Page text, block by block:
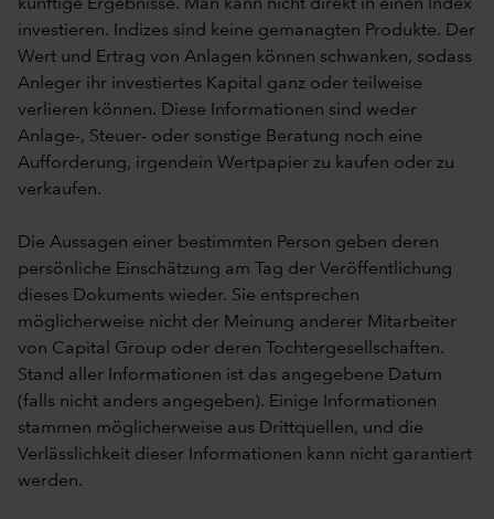
künftige Ergebnisse. Man kann nicht direkt in einen Index
investieren. Indizes sind keine gemanagten Produkte. Der
Wert und Ertrag von Anlagen können schwanken, sodass
Anleger ihr investiertes Kapital ganz oder teilweise
verlieren können. Diese Informationen sind weder
Anlage-, Steuer- oder sonstige Beratung noch eine
Aufforderung, irgendein Wertpapier zu kaufen oder zu
verkaufen.
Die Aussagen einer bestimmten Person geben deren
persönliche Einschätzung am Tag der Veröffentlichung
dieses Dokuments wieder. Sie entsprechen
möglicherweise nicht der Meinung anderer Mitarbeiter
von Capital Group oder deren Tochtergesellschaften.
Stand aller Informationen ist das angegebene Datum
(falls nicht anders angegeben). Einige Informationen
stammen möglicherweise aus Drittquellen, und die
Verlässlichkeit dieser Informationen kann nicht garantiert
werden.